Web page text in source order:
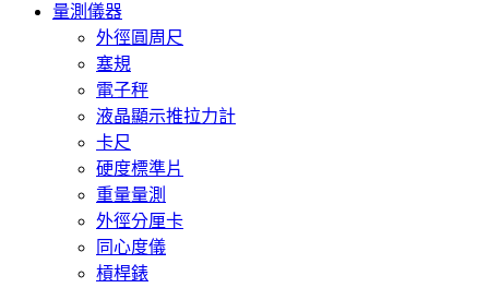
量測儀器
外徑圓周尺
塞規
電子秤
液晶顯示推拉力計
卡尺
硬度標準片
重量量測
外徑分厘卡
同心度儀
槓桿錶